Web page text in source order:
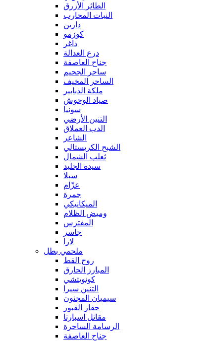
الطائر الأزرق
النبات المحارب
دارين
كوزمو
داغر
درع العدالة
جناح العاصفة
ساحر الجحيم
الساحر المخيف
ملكة الدبابير
صياد الوحوش
سونيا
التنين الأرضي
الدب العملاق
الشاعر
الشبح الكريستالي
ثعلب الشمال
سيدة الجليد
سيلا
عزّام
جمرة
الميكانيكي
وميض الظلام
المفترس
جاسر
لارا
ملحمي بطل
روح القط
المبارز الحارق
كونويتشي
التنين سيرا
سيميان المجنون
حفار القبور
مقاتل اسبارتا
الرسامة الساحرة
جناح العاصفة